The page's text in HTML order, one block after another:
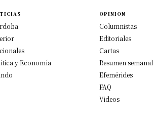
y Economía
OPINION
Columnistas
Editoriales
Cartas
Resumen semanal
Efemérides
FAQ
Videos